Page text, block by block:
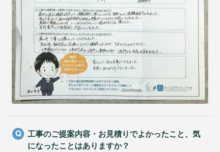
アクセス
採用情報
工事のご提案内容・お見積りでよかったこと、気
になったことはありますか？
Q